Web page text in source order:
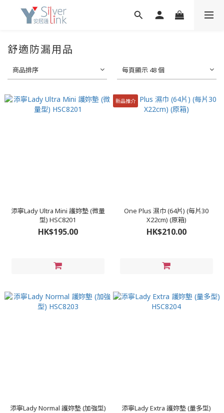
舒適防漏用品
商品排序 每頁顯示 48 個
添寧Lady Ultra Mini 護妳墊 (微量
型) HSC8201
HK$195.00
新品推介
One Plus 濕巾 (64片) (每片30
X22cm) (原箱)
HK$210.00
添寧Lady Normal 護妳墊 (加強型)
添寧Lady Extra 護妳墊 (量多型)